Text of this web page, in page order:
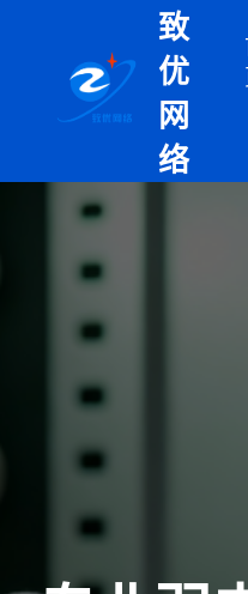
致
优
网
络